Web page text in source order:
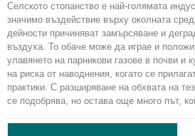
Селското стопанство е най-голямата
значимо въздействие върху околната
дейности причиняват замърсяване и
въздуха. То обаче може да играе и
улавянето на парникови газове в почви и
на риска от наводнения, когато се
практики. С разширяване на обхвата на
се подобрява, но остава още много път,